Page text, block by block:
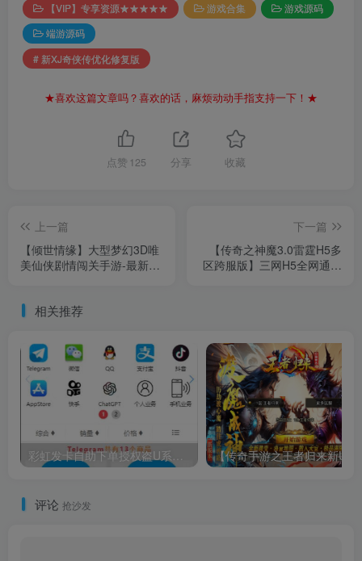
【VIP】专享资源★★★★★ 游戏合集
游戏源码
端游源码
# 新XJ奇侠传优化修复版
★喜欢这篇文章吗？喜欢的话，麻烦动动手指支持一下！★
点赞 125 分享 收藏
上一篇
【倾世情缘】大型梦幻3D唯
美仙侠剧情闯关手游-最新整
多区-完善CDK授权后台工
下一篇
【传奇之神魔3.0雷霆H5多
区跨服版】三网H5全网通传
后-开放多区-开放跨服-运营
管理后台！
相关推荐
评论 抢沙发